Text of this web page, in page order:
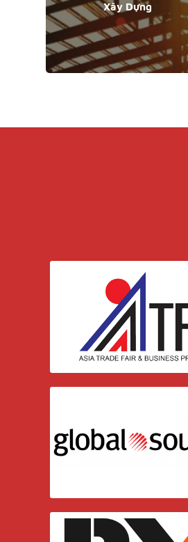
Xây Dựng